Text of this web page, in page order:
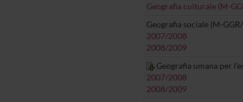
Geografia culturale (M-
Geografia sociale (M-
2007/2008
2008/2009
Geografia umana per
2007/2008
2008/2009